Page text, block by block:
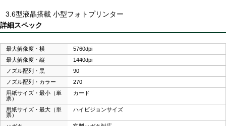
3.6型液晶搭載 小型フォトプリンター
詳細スペック
最大解像度・横
5760dpi
最大解像度・縦
1440dpi
ノズル配列・黒
90
ノズル配列・カラー
270
用紙サイズ・最小（単
票）
カード
用紙サイズ・最大（単
票）
ハイビジョンサイズ